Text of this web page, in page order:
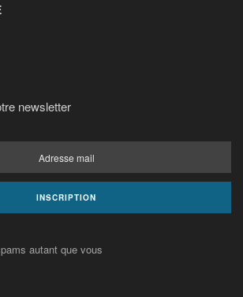
newsletter
autant que vous